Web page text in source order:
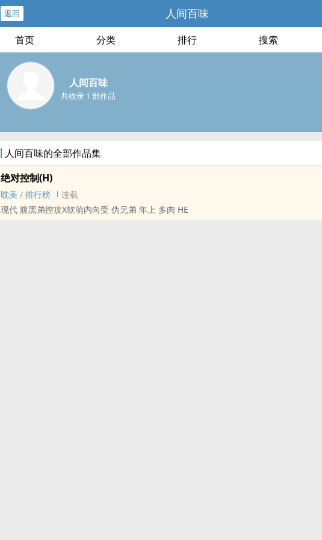
返回 人间百味
首页 分类 排行 搜索
人间百味
共收录 1 部作品
人间百味的全部作品集
绝对控制(H)
耽美 / 排行榜
连载
现代 腹黑弟控攻X软萌内向受 伪兄弟 年上 多肉 HE